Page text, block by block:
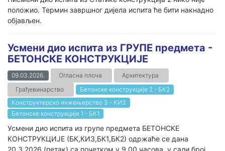
положио. Термин завршног дијела испита ће бити накнадно
објављен.
Усмени дио испита из ГРУПЕ предмета -
БЕТОНСКЕ КОНСТРУКЦИЈЕ
09.03.2026. Огласна плоча
Архитектура
Грађевинарство
Бетонске конструкције 2 - БК2
Конструктерско инжењерство 3 - КИ3
Бетонске конструкције 1 - БК1
Усмени дио испита из групе предмета БЕТОНСКЕ
КОНСТРУКЦИЈЕ (БК,КИ3,БК1,БК2) одржаће се дана
20.3.2026.(петак) са почетком у 9.00 часова, у сали број